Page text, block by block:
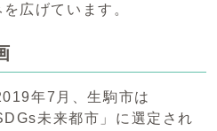
広げています。
年7月、生駒市は
未来都市」に選定され